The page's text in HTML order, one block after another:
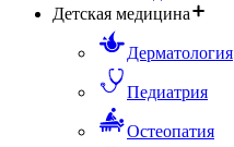
Детская медицина
Дерматология
Педиатрия
Остеопатия